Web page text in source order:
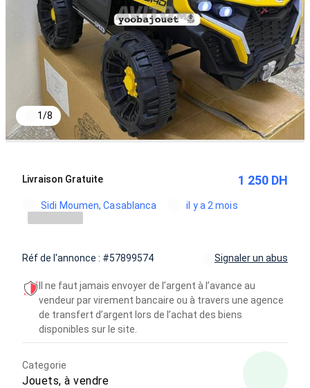
1/8
Livraison Gratuite 1 250 DH
Sidi Moumen, Casablanca il y a 2 mois
Réf de l'annonce : #57899574 Signaler un abus
Il ne faut jamais envoyer de l’argent à l’avance au
vendeur par virement bancaire ou à travers une agence
de transfert d’argent lors de l’achat des biens
disponibles sur le site.
Categorie
Jouets, à vendre